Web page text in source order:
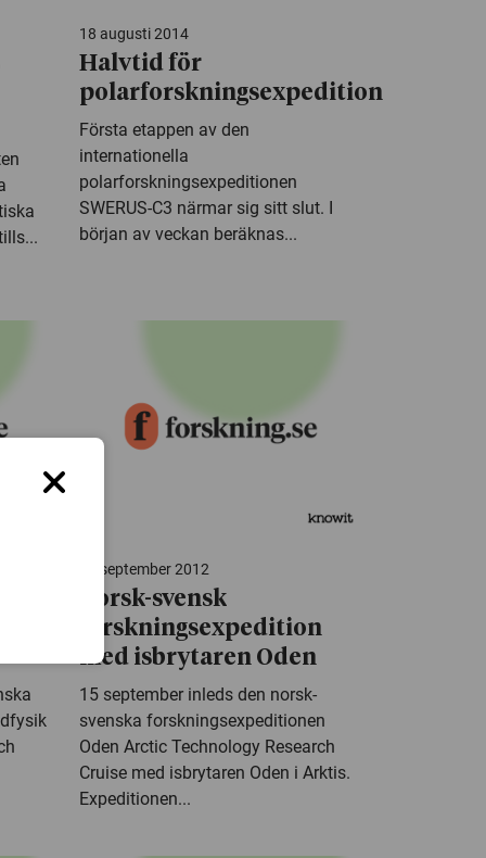
18 augusti 2014
Halvtid för
polarforskningsexpedition
Första etappen av den
internationella
polarforskningsexpeditionen
SWERUS-C3 närmar sig sitt slut. I
början av veckan beräknas...
14 september 2012
Norsk-svensk
forskningsexpedition
med isbrytaren Oden
15 september inleds den norsk-
svenska forskningsexpeditionen
Oden Arctic Technology Research
Cruise med isbrytaren Oden i Arktis.
Expeditionen...